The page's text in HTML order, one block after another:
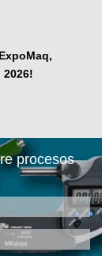
2026!
procesos